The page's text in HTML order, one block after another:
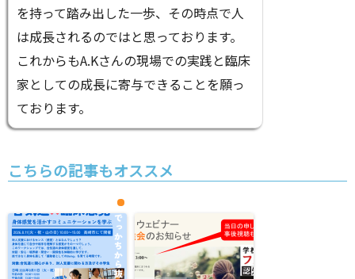
を持って踏み出した一歩、その時点で人
は成長されるのではと思っております。
これからもA.Kさんの現場での実践と臨床
家としての成長に寄与できることを願っ
ております。
こちらの記事もオススメ